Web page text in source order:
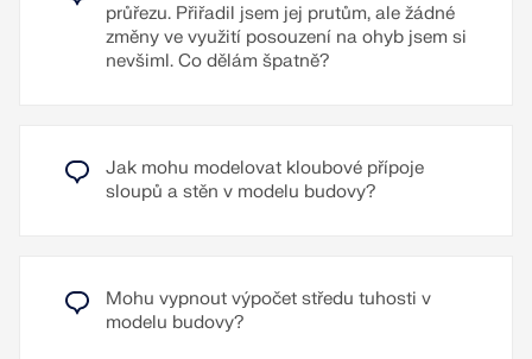
průřezu. Přiřadil jsem jej prutům, ale žádné
změny ve využití posouzení na ohyb jsem si
nevšiml. Co dělám špatně?
Jak mohu modelovat kloubové přípoje
sloupů a stěn v modelu budovy?
Mohu vypnout výpočet středu tuhosti v
modelu budovy?